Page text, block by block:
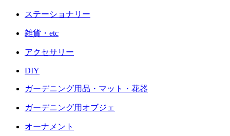
ステーショナリー
雑貨・etc
アクセサリー
DIY
ガーデニング用品・マット・花器
ガーデニング用オブジェ
オーナメント